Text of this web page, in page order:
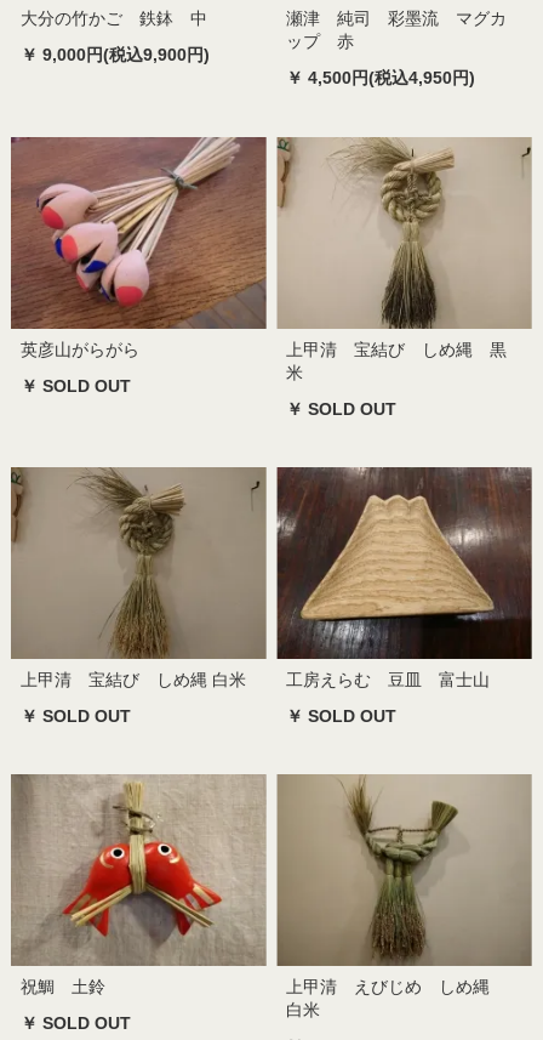
大分の竹かご 鉄鉢 中
￥ 9,000円(税込9,900円)
瀬津 純司 彩墨流 マグカ
ップ 赤
￥ 4,500円(税込4,950円)
英彦山がらがら
￥ SOLD OUT
上甲清 宝結び しめ縄 黒
米
￥ SOLD OUT
上甲清 宝結び しめ縄 白米
￥ SOLD OUT
工房えらむ 豆皿 富士山
￥ SOLD OUT
祝鯛 土鈴
￥ SOLD OUT
上甲清 えびじめ しめ縄
白米